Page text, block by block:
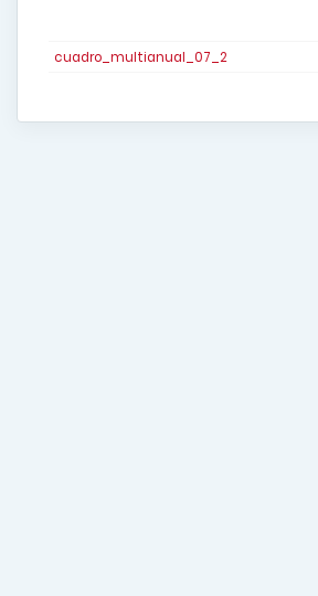
cuadro_multianual_07_2